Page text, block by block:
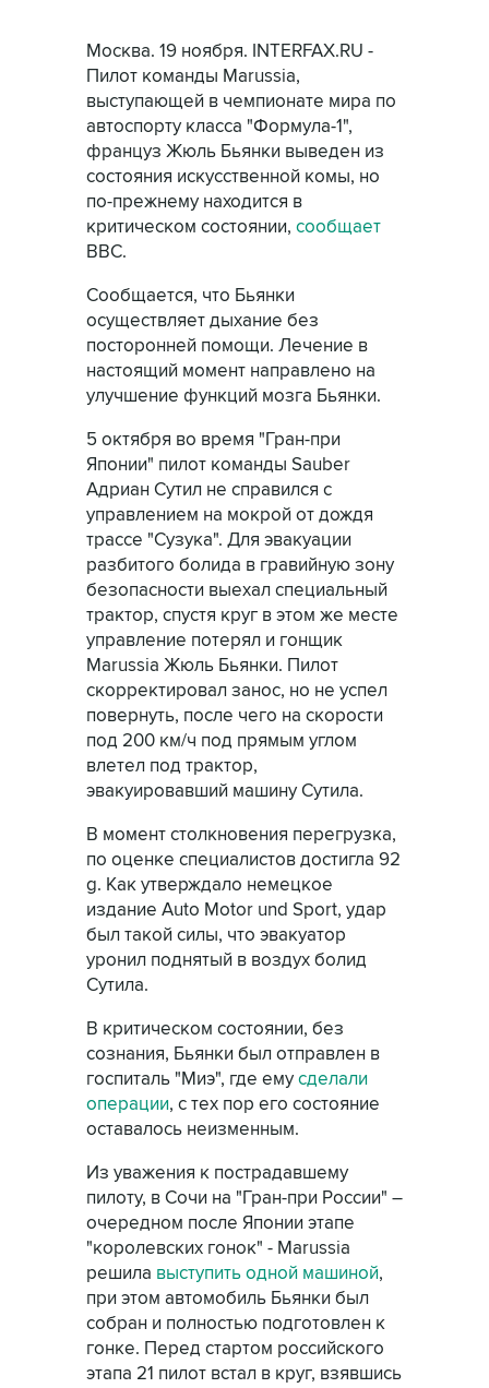
Москва. 19 ноября. INTERFAX.RU -
Пилот команды Marussia,
выступающей в чемпионате мира по
автоспорту класса "Формула-1",
француз Жюль Бьянки выведен из
состояния искусственной комы, но
по-прежнему находится в
критическом состоянии, сообщает
BBC.
Сообщается, что Бьянки
осуществляет дыхание без
посторонней помощи. Лечение в
настоящий момент направлено на
улучшение функций мозга Бьянки.
5 октября во время "Гран-при
Японии" пилот команды Sauber
Адриан Сутил не справился с
управлением на мокрой от дождя
трассе "Сузука". Для эвакуации
разбитого болида в гравийную зону
безопасности выехал специальный
трактор, спустя круг в этом же месте
управление потерял и гонщик
Marussia Жюль Бьянки. Пилот
скорректировал занос, но не успел
повернуть, после чего на скорости
под 200 км/ч под прямым углом
влетел под трактор,
эвакуировавший машину Сутила.
В момент столкновения перегрузка,
по оценке специалистов достигла 92
g. Как утверждало немецкое
издание Auto Motor und Sport, удар
был такой силы, что эвакуатор
уронил поднятый в воздух болид
Сутила.
В критическом состоянии, без
сознания, Бьянки был отправлен в
госпиталь "Миэ", где ему сделали
операции, с тех пор его состояние
оставалось неизменным.
Из уважения к пострадавшему
пилоту, в Сочи на "Гран-при России" –
очередном после Японии этапе
"королевских гонок" - Marussia
решила выступить одной машиной,
при этом автомобиль Бьянки был
собран и полностью подготовлен к
гонке. Перед стартом российского
этапа 21 пилот встал в круг, взявшись